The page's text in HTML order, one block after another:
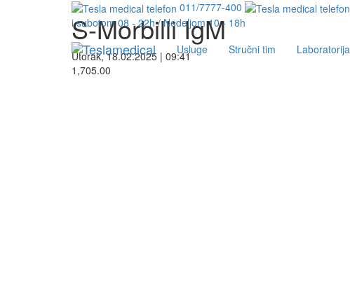
011/7777-400
i subotom 08 - 22h / Nedeljom 10 - 18h
Usluge
Stručni tim Laboratorija
S-Morbilli IgM
Utorak, 18.02.2025 | 09:41
1,705.00